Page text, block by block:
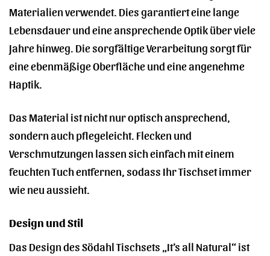
Materialien verwendet. Dies garantiert eine lange
Lebensdauer und eine ansprechende Optik über viele
Jahre hinweg. Die sorgfältige Verarbeitung sorgt für
eine ebenmäßige Oberfläche und eine angenehme
Haptik.
Das Material ist nicht nur optisch ansprechend,
sondern auch pflegeleicht. Flecken und
Verschmutzungen lassen sich einfach mit einem
feuchten Tuch entfernen, sodass Ihr Tischset immer
wie neu aussieht.
Design und Stil
Das Design des Södahl Tischsets „It’s all Natural“ ist